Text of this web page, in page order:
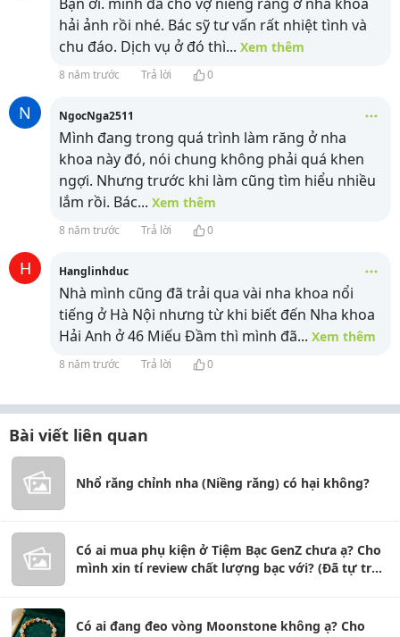
hải ảnh rồi nhé. Bác sỹ tư vấn rất nhiệt tình và
chu đáo. Dịch vụ ở đó thì... Xem thêm
8 năm trước Trả lời 0
N NgocNga2511
Mình đang trong quá trình làm răng ở nha
khoa này đó, nói chung không phải quá khen
ngợi. Nhưng trước khi làm cũng tìm hiểu nhiều
lắm rồi. Bác... Xem thêm
8 năm trước Trả lời 0
H Hanglinhduc
Nhà mình cũng đã trải qua vài nha khoa nổi
tiếng ở Hà Nội nhưng từ khi biết đến Nha khoa
Hải Anh ở 46 Miếu Đầm thì mình đã... Xem thêm
8 năm trước Trả lời 0
Bài viết liên quan
Nhổ răng chỉnh nha (Niềng răng) có hại không?
Có ai mua phụ kiện ở Tiệm Bạc GenZ chưa ạ? Cho
mình xin tí review chất lượng bạc với? (Đã tự trải
Có ai đang đeo vòng Moonstone không ạ? Cho